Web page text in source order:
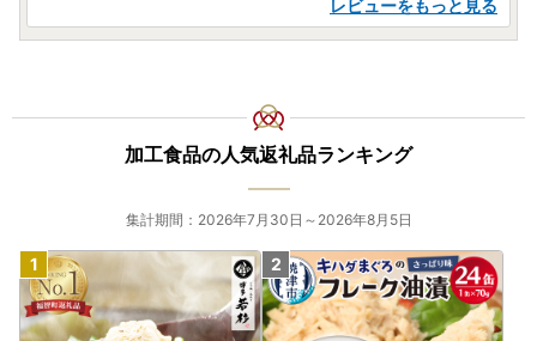
レビューをもっと見る
加工食品の人気返礼品ランキング
集計期間：2026年7月30日～2026年8月5日